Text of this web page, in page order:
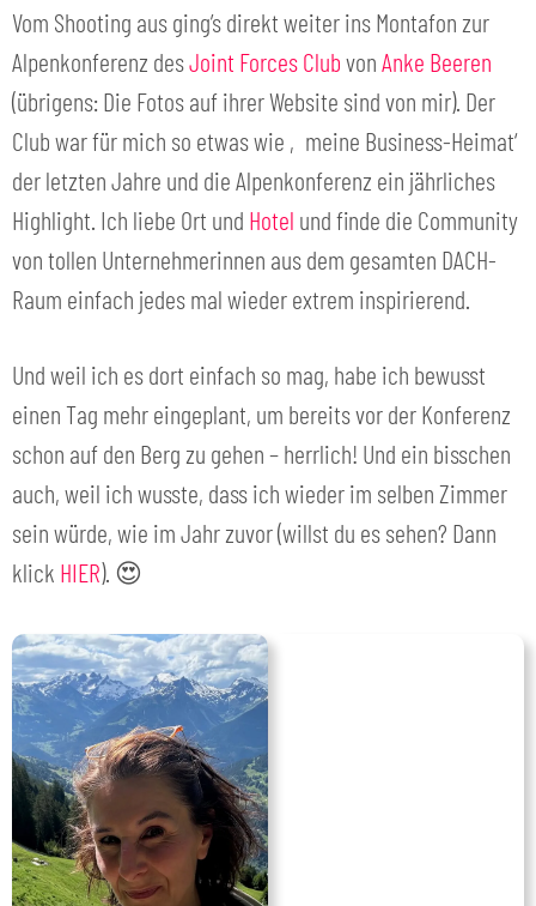
Vom Shooting aus ging’s direkt weiter ins Montafon zur
Alpenkonferenz desJoint Forces ClubvonAnke Beeren
(übrigens: Die Fotos auf ihrer Website sind von mir). Der
Club war für mich so etwas wie ‚meine Business-Heimat‘
der letzten Jahre und die Alpenkonferenz ein jährliches
Highlight. Ich liebe Ort und Hotel und finde die Community
von tollen Unternehmerinnen aus dem gesamten DACH-
Raum einfach jedes mal wieder extrem inspirierend.
Und weil ich es dort einfach so mag, habe ich bewusst
einen Tag mehr eingeplant, um bereits vor der Konferenz
schon auf den Berg zu gehen – herrlich! Und ein bisschen
auch, weil ich wusste, dass ich wieder im selben Zimmer
sein würde, wie im Jahr zuvor (willst du es sehen? Dann
klick HIER). 😍